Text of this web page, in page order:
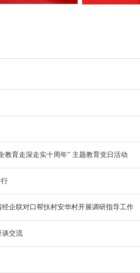
教育走深走实十周年” 主题教育党日活动
企联对口帮扶村安华村开展调研指导工作
谈交流